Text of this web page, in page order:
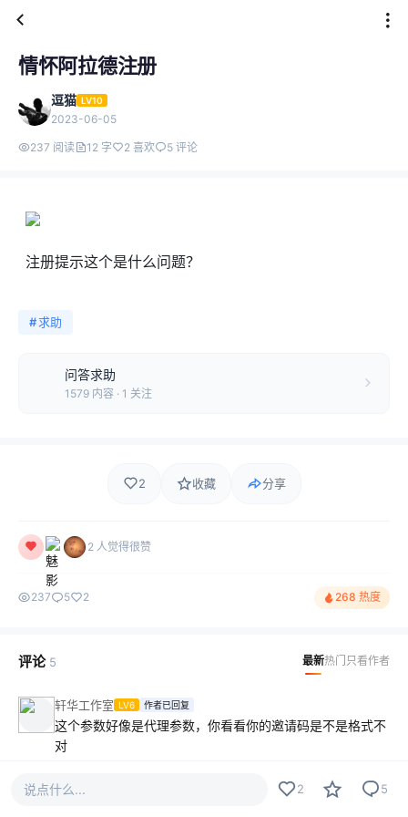
情怀阿拉德注册
逗猫 LV10
2023-06-05
237 阅读 12 字 2 喜欢 5 评论
注册提示这个是什么问题？
#求助
问答求助
1579 内容 · 1 关注
2 收藏 分享
2 人觉得很赞
237 5 2 268 热度
评论 5 最新热门 只看作者
轩华工作室 LV6 作者已回复
这个参数好像是代理参数，你看看你的邀请码是不是格式不
对
说点什么... 2 5